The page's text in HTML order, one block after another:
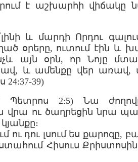
է աշխարհի վիճակը
և մարդի Որդու
օրերը, ուտում էին և
այն օրն, որ Նոյը
և ամենքը վեր առավ,
39)
Պետրոս 2:5) Նա
ու ծաղրեցին նրա
ու դու լսում ես քարոզը,
Հիսուս